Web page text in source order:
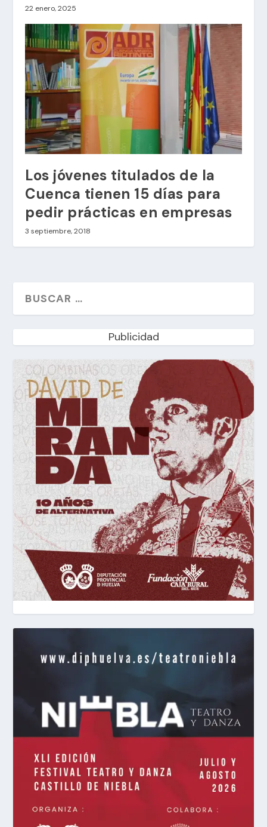
22 enero, 2025
Los jóvenes titulados de la
Cuenca tienen 15 días para
pedir prácticas en empresas
3 septiembre, 2018
Publicidad